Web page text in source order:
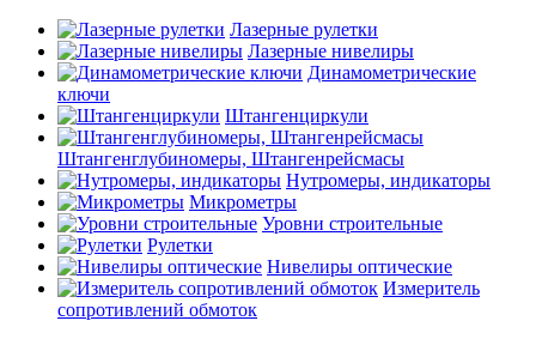
Лазерные рулетки
Лазерные нивелиры
Динамометрические
ключи
Штангенциркули
Штангенглубиномеры, Штангенрейсмасы
Нутромеры, индикаторы
Микрометры
Уровни строительные
Рулетки
Нивелиры оптические
Измеритель
сопротивлений обмоток